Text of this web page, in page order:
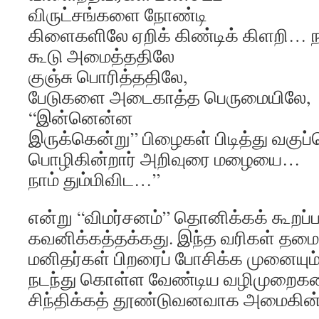
விருட்சங்களை நோண்டி
கிளைகளிலே ஏறிக் கிண்டிக் கிளறி…
கூடு அமைத்ததிலே
குஞ்சு பொரித்ததிலே,
பேடுகளை அடைகாத்த பெருமையிலே,
“இன்னென்ன
இருக்கென்று” பிழைகள் பிடித்து
பொழிகின்றார் அறிவுரை மழையை…
நாம் தும்மிவிட…”
என்று “விமர்சனம்” தொனிக்கக்
கவனிக்கத்தக்கது. இந்த வரிகள்
மனிதர்கள் பிறரைப் போசிக்க
நடந்து கொள்ள வேண்டிய
சிந்திக்கத் தூண்டுவனவாக